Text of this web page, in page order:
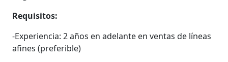
Requisitos:
-Experiencia: 2 años en adelante en ventas de líneas
afines (preferible)